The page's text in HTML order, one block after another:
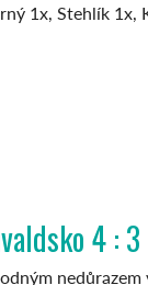
1x, Stehlík 1x,
4 :